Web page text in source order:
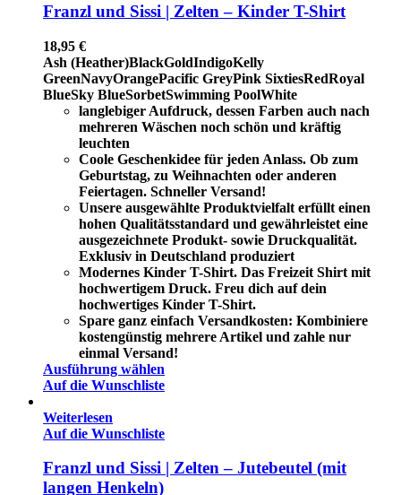
Franzl und Sissi | Zelten – Kinder T-Shirt
18,95 €
Ash (Heather)BlackGoldIndigoKelly
GreenNavyOrangePacific GreyPink SixtiesRedRoyal
BlueSky BlueSorbetSwimming PoolWhite
langlebiger Aufdruck, dessen Farben auch nach
mehreren Wäschen noch schön und kräftig
leuchten
Coole Geschenkidee für jeden Anlass. Ob zum
Geburtstag, zu Weihnachten oder anderen
Feiertagen. Schneller Versand!
Unsere ausgewählte Produktvielfalt erfüllt einen
hohen Qualitätsstandard und gewährleistet eine
ausgezeichnete Produkt- sowie Druckqualität.
Exklusiv in Deutschland produziert
Modernes Kinder T-Shirt. Das Freizeit Shirt mit
hochwertigem Druck. Freu dich auf dein
hochwertiges Kinder T-Shirt.
Spare ganz einfach Versandkosten: Kombiniere
kostengünstig mehrere Artikel und zahle nur
einmal Versand!
Ausführung wählen
Auf die Wunschliste
Weiterlesen
Auf die Wunschliste
Franzl und Sissi | Zelten – Jutebeutel (mit
langen Henkeln)